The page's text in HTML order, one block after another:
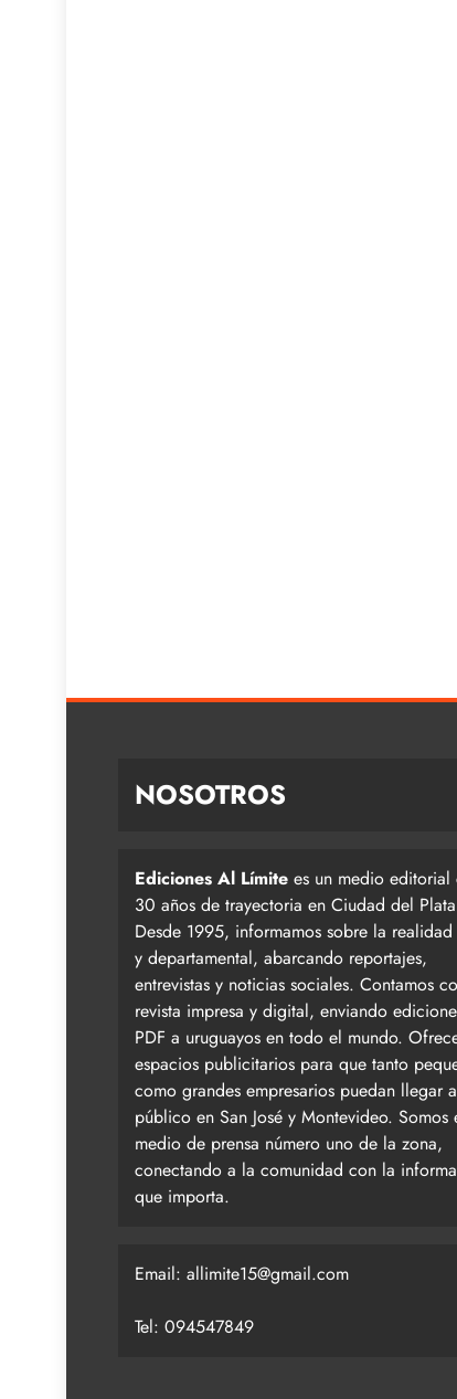
NOSOTROS
Ediciones Al Límite es un medio editorial
30 años de trayectoria en Ciudad del
Desde 1995, informamos sobre la
y departamental, abarcando reportajes,
entrevistas y noticias sociales. Contamos
revista impresa y digital, enviando
PDF a uruguayos en todo el mundo.
espacios publicitarios para que tanto
como grandes empresarios puedan llegar
público en San José y Montevideo. Somos
medio de prensa número uno de la zona,
conectando a la comunidad con la
que importa.
Email: allimite15@gmail.com
Tel: 094547849